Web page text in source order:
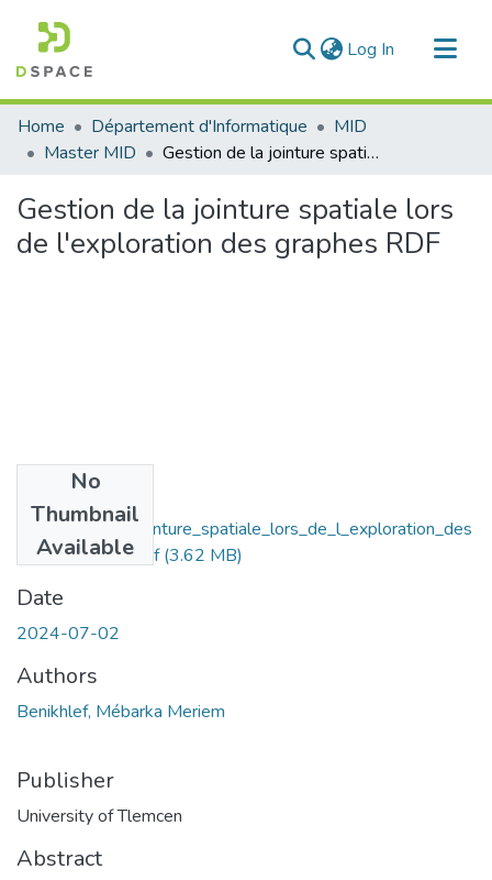
Log In (current)
Communities & Collections
All of DSpace
Home Département d'Informatique
MID
Master MID
Gestion de la jointure spatiale lors de l'exploration des graphes RDF
Gestion de la jointure spatiale lors
de l'exploration des graphes RDF
No
Thumbnail
Available
Gestion_de_la_jointure_spatiale_lors_de_l_exploration_des
_graphes_RDF.pdf(3.62 MB)
Date
2024-07-02
Authors
Benikhlef, Mébarka Meriem
Publisher
University of Tlemcen
Abstract